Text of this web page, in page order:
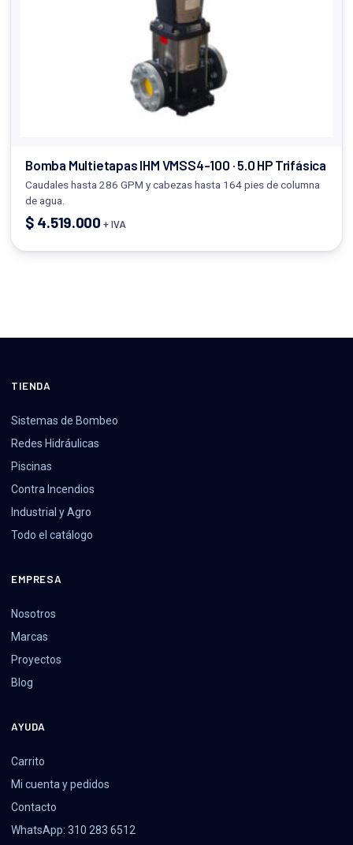
Bomba Multietapas IHM VMSS4-100 · 5.0 HP Trifásica
Caudales hasta 286 GPM y cabezas hasta 164 pies de columna
de agua.
$ 4.519.000 + IVA
TIENDA
Sistemas de Bombeo
Redes Hidráulicas
Piscinas
Contra Incendios
Industrial y Agro
Todo el catálogo
EMPRESA
Nosotros
Marcas
Proyectos
Blog
AYUDA
Carrito
Mi cuenta y pedidos
Contacto
WhatsApp: 310 283 6512